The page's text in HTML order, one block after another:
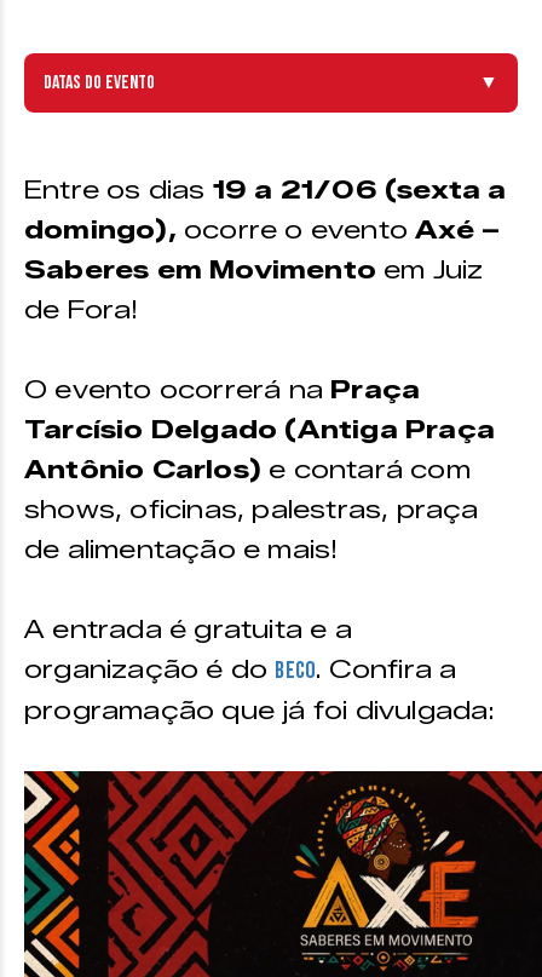
Datas do evento ▼
Entre os dias 19 a 21/06 (sexta a
domingo), ocorre o evento Axé –
Saberes em Movimento em Juiz
de Fora!
O evento ocorrerá na Praça
Tarcísio Delgado (Antiga Praça
Antônio Carlos) e contará com
shows, oficinas, palestras, praça
de alimentação e mais!
A entrada é gratuita e a
organização é do Beco. Confira a
programação que já foi divulgada: